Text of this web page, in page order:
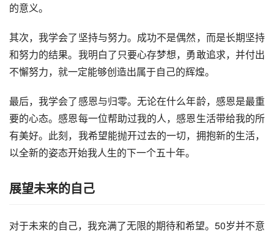
的意义。
其次，我学会了坚持与努力。成功不是偶然，而是长期坚持
和努力的结果。我明白了只要心存梦想，勇敢追求，并付出
不懈努力，就一定能够创造出属于自己的辉煌。
最后，我学会了感恩与归零。无论在什么年龄，感恩是最重
要的心态。感恩每一位帮助过我的人，感恩生活带给我的所
有美好。此刻，我希望能抛开过去的一切，拥抱新的生活，
以全新的姿态开始我人生的下一个五十年。
展望未来的自己
对于未来的自己，我充满了无限的期待和希望。50岁并不意